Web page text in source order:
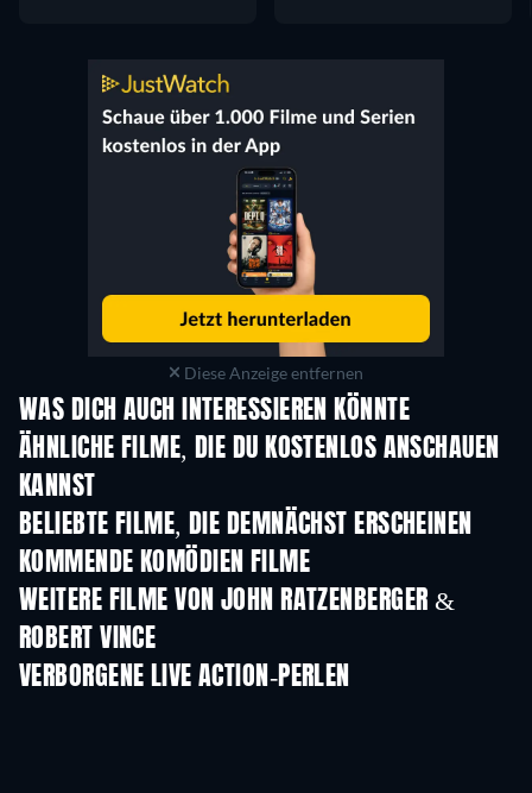
Diese Anzeige entfernen
WAS DICH AUCH INTERESSIEREN KÖNNTE
ÄHNLICHE FILME, DIE DU KOSTENLOS ANSCHAUEN
KANNST
BELIEBTE FILME, DIE DEMNÄCHST ERSCHEINEN
KOMMENDE KOMÖDIEN FILME
WEITERE FILME VON JOHN RATZENBERGER &
ROBERT VINCE
VERBORGENE LIVE ACTION-PERLEN